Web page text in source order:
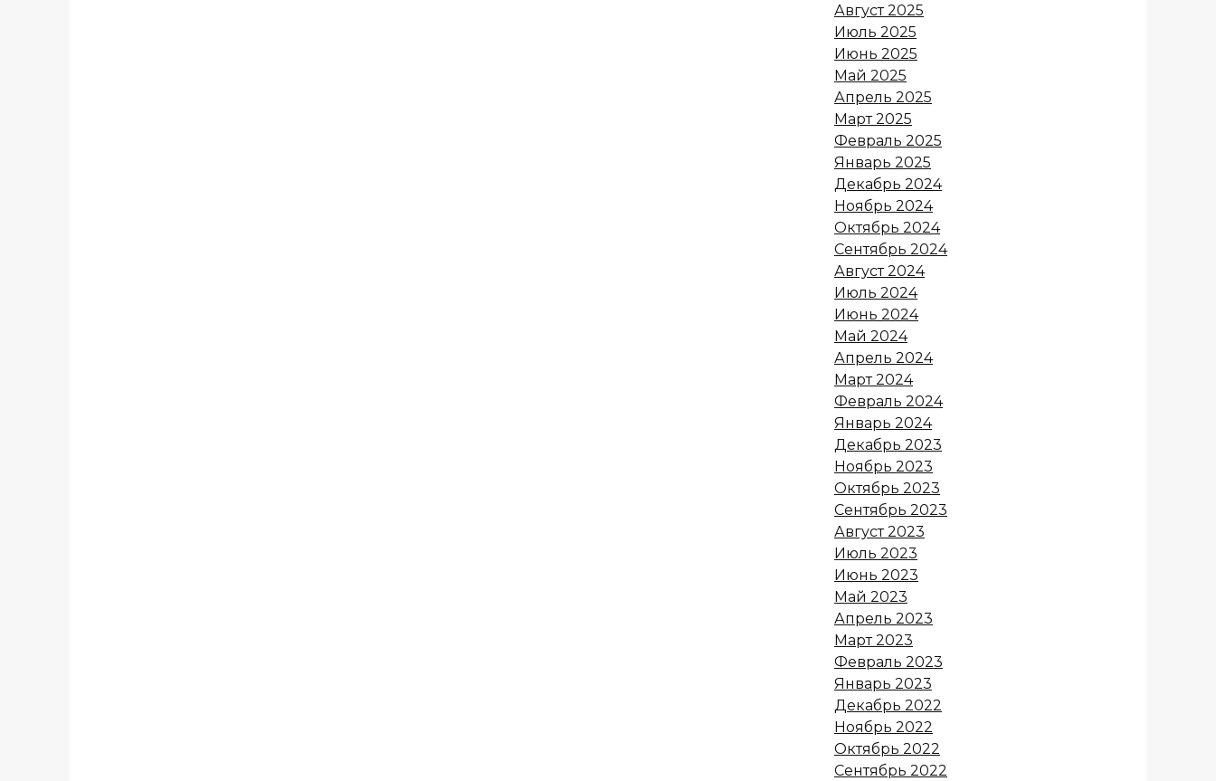
Август 2025
Июль 2025
Июнь 2025
Май 2025
Апрель 2025
Март 2025
Февраль 2025
Январь 2025
Декабрь 2024
Ноябрь 2024
Октябрь 2024
Сентябрь 2024
Август 2024
Июль 2024
Июнь 2024
Май 2024
Апрель 2024
Март 2024
Февраль 2024
Январь 2024
Декабрь 2023
Ноябрь 2023
Октябрь 2023
Сентябрь 2023
Август 2023
Июль 2023
Июнь 2023
Май 2023
Апрель 2023
Март 2023
Февраль 2023
Январь 2023
Декабрь 2022
Ноябрь 2022
Октябрь 2022
Сентябрь 2022